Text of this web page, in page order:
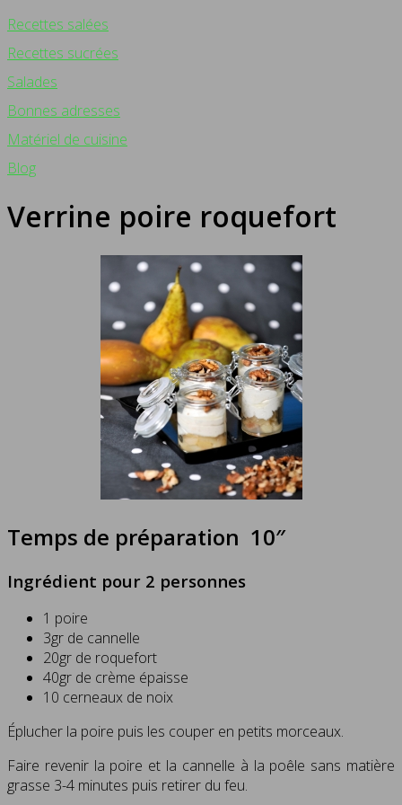
Recettes salées
Recettes sucrées
Salades
Bonnes adresses
Matériel de cuisine
Blog
Verrine poire roquefort
Temps de préparation 10″
Ingrédient pour 2 personnes
1 poire
3gr de cannelle
20gr de roquefort
40gr de crème épaisse
10 cerneaux de noix
Éplucher la poire puis les couper en petits morceaux.
Faire revenir la poire et la cannelle à la poêle sans matière
grasse 3-4 minutes puis retirer du feu.